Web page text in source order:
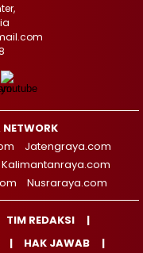
Jatengraya.com
Kalimantanraya.com
Nusraraya.com
TIM REDAKSI
HAK JAWAB